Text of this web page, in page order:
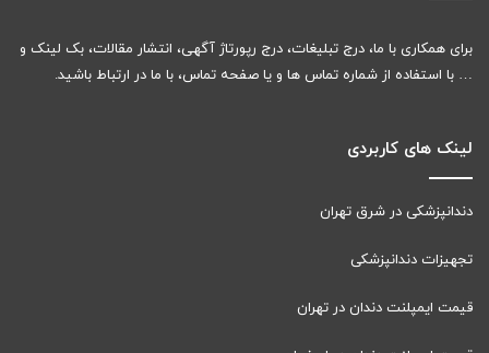
برای همکاری با ما، درج تبلیغات، درج رپورتاژ آگهی، انتشار مقالات، بک لینک و
… با استفاده از شماره تماس ها و یا صفحه تماس، با ما در ارتباط باشید.
لینک های کاربردی
دندانپزشکی در شرق تهران
تجهیزات دندانپزشکی
قیمت ایمپلنت دندان در تهران